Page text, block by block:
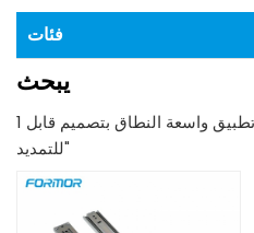
فئات
يبحث
1 تم العثور على نتائج لـ "شريحة تطبيق واسعة النطاق بتصميم قابل
للتمديد"